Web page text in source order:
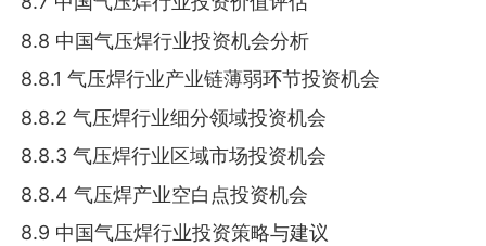
8.8 中国气压焊行业投资机会分析
8.8.1 气压焊行业产业链薄弱环节投资机会
8.8.2 气压焊行业细分领域投资机会
8.8.3 气压焊行业区域市场投资机会
8.8.4 气压焊产业空白点投资机会
8.9 中国气压焊行业投资策略与建议